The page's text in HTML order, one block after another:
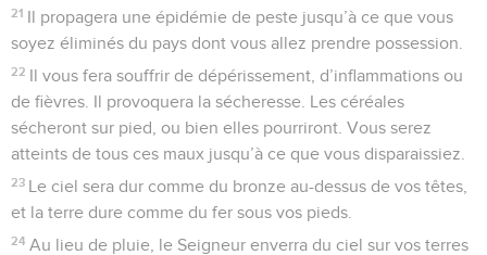
21 Il propagera une épidémie de peste jusqu’à ce que vous
soyez éliminés du pays dont vous allez prendre possession.
22 Il vous fera souffrir de dépérissement, d’inflammations ou
de fièvres. Il provoquera la sécheresse. Les céréales
sécheront sur pied, ou bien elles pourriront. Vous serez
atteints de tous ces maux jusqu’à ce que vous disparaissiez.
23 Le ciel sera dur comme du bronze au-dessus de vos têtes,
et la terre dure comme du fer sous vos pieds.
24 Au lieu de pluie, le Seigneur enverra du ciel sur vos terres